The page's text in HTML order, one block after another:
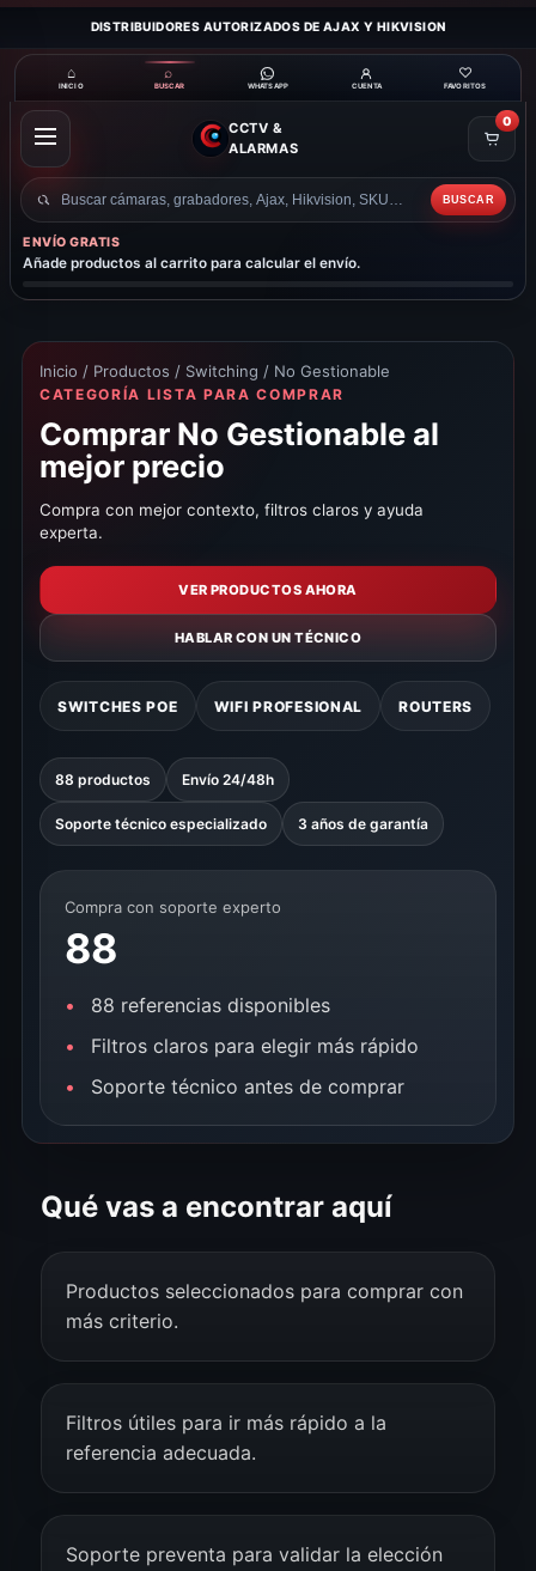
DISTRIBUIDORES AUTORIZADOS DE AJAX Y HIKVISION
⌂
INICIO
⌕
BUSCAR WHATSAPP CUENTA
♡
FAVORITOS
ABRIR
MENÚ
CCTV &
ALARMAS
Buscar
productos
BUSCAR
0
ENVÍO GRATIS
Añade productos al carrito para calcular el envío.
Inicio / Productos / Switching / No Gestionable
CATEGORÍA LISTA PARA COMPRAR
Comprar No Gestionable al
mejor precio
Compra con mejor contexto, filtros claros y ayuda
experta.
VER PRODUCTOS AHORA
HABLAR CON UN TÉCNICO
SWITCHES POE WIFI PROFESIONAL ROUTERS
88 productos Envío 24/48h
Soporte técnico especializado 3 años de garantía
Compra con soporte experto
88
88 referencias disponibles
Filtros claros para elegir más rápido
Soporte técnico antes de comprar
Qué vas a encontrar aquí
Productos seleccionados para comprar con
más criterio.
Filtros útiles para ir más rápido a la
referencia adecuada.
Soporte preventa para validar la elección